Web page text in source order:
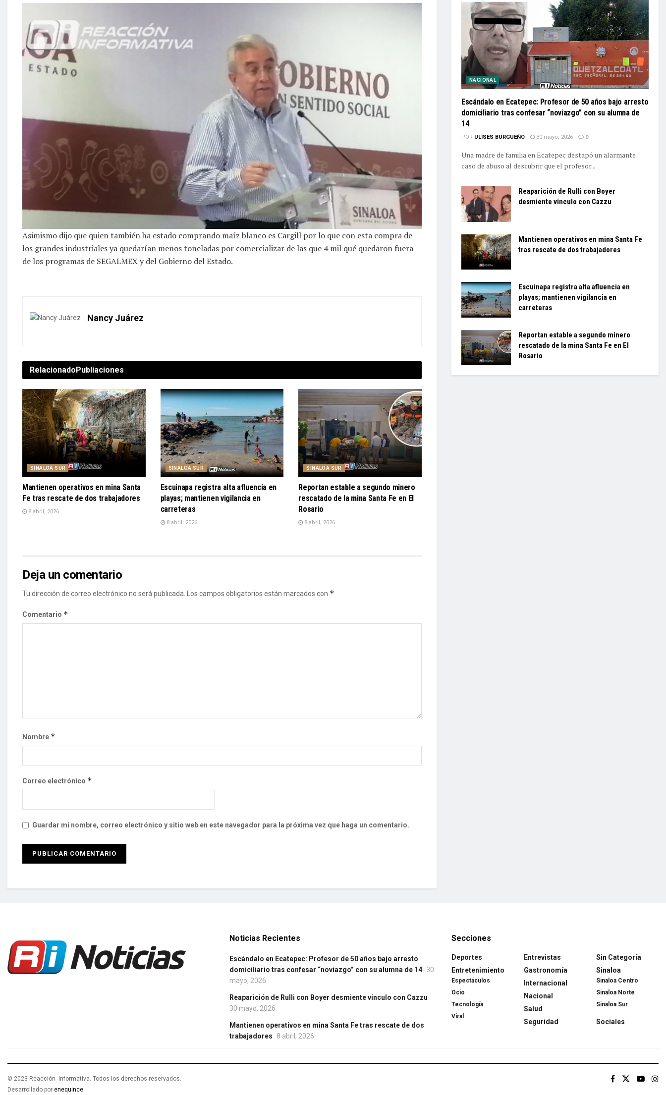
Asimismo dijo que quien también ha estado comprando maíz blanco es Cargill por lo que con esta compra de
los grandes industriales ya quedarían menos toneladas por comercializar de las que 4 mil qué quedaron fuera
de los programas de SEGALMEX y del Gobierno del Estado.
Nancy Juárez
RelacionadoPubliaciones
SINALOA SUR
Mantienen operativos en mina Santa
Fe tras rescate de dos trabajadores
8 abril, 2026
SINALOA SUR
Escuinapa registra alta afluencia en
playas; mantienen vigilancia en
carreteras
8 abril, 2026
SINALOA SUR
Reportan estable a segundo minero
rescatado de la mina Santa Fe en El
Rosario
8 abril, 2026
Deja un comentario
Tu dirección de correo electrónico no será publicada. Los campos obligatorios están marcados con *
Comentario *
Nombre *
Correo electrónico *
Guardar mi nombre, correo electrónico y sitio web en este navegador para la próxima vez que haga un comentario.
NACIONAL
Escándalo en Ecatepec: Profesor de 50 años bajo arresto
domiciliario tras confesar “noviazgo” con su alumna de
14
POR ULISES BURGUEÑO 30 mayo, 2026 0
Una madre de familia en Ecatepec destapó un alarmante
caso de abuso al descubrir que el profesor...
Reaparición de Rulli con Boyer
desmiente vínculo con Cazzu
Mantienen operativos en mina Santa Fe
tras rescate de dos trabajadores
Escuinapa registra alta afluencia en
playas; mantienen vigilancia en
carreteras
Reportan estable a segundo minero
rescatado de la mina Santa Fe en El
Rosario
Noticias Recientes
Escándalo en Ecatepec: Profesor de 50 años bajo arresto
domiciliario tras confesar “noviazgo” con su alumna de 14 30
mayo, 2026
Reaparición de Rulli con Boyer desmiente vínculo con Cazzu
30 mayo, 2026
Mantienen operativos en mina Santa Fe tras rescate de dos
trabajadores
8 abril, 2026
Secciones
Deportes
Entretenimiento
Espectáculos
Ocio
Tecnología
Viral
Entrevistas
Gastronomía
Internacional
Nacional
Salud
Seguridad
Sin Categoría
Sinaloa
Sinaloa Centro
Sinaloa Norte
Sinaloa Sur
Sociales
© 2023 Reacción Informativa. Todos los derechos reservados.
Desarrollado por enequince